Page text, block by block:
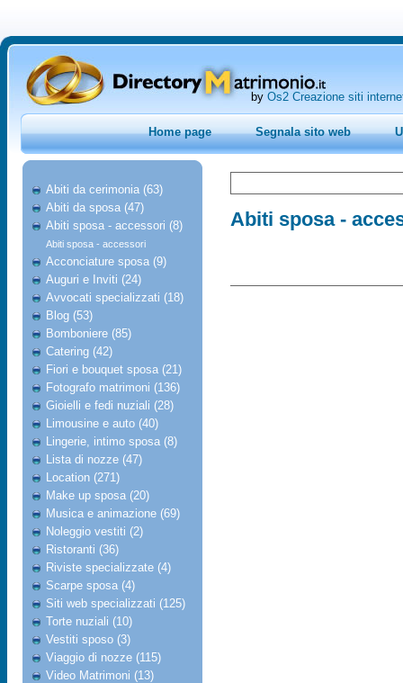
by Os2 Creazione siti
Home page Segnala sito web
Abiti da cerimonia (63)
Abiti da sposa (47)
Abiti sposa - accessori (8)
Abiti sposa - accessori
Acconciature sposa (9)
Auguri e Inviti (24)
Avvocati specializzati (18)
Blog (53)
Bomboniere (85)
Catering (42)
Fiori e bouquet sposa (21)
Fotografo matrimoni (136)
Gioielli e fedi nuziali (28)
Limousine e auto (40)
Lingerie, intimo sposa (8)
Lista di nozze (47)
Location (271)
Make up sposa (20)
Musica e animazione (69)
Noleggio vestiti (2)
Ristoranti (36)
Riviste specializzate (4)
Scarpe sposa (4)
Siti web specializzati (125)
Torte nuziali (10)
Vestiti sposo (3)
Viaggio di nozze (115)
Video Matrimoni (13)
Abiti sposa -